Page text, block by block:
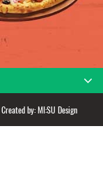
Created by:MI:SU Design